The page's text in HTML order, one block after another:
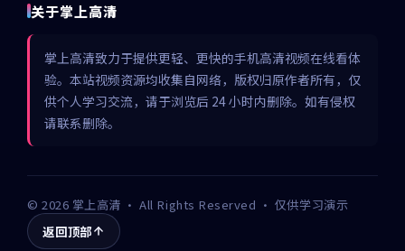
关于掌上高清
掌上高清致力于提供更轻、更快的手机高清视频在线看体
验。本站视频资源均收集自网络，版权归原作者所有，仅
供个人学习交流，请于浏览后 24 小时内删除。如有侵权
请联系删除。
©2026 掌上高清 · All Rights Reserved · 仅供学习演示
返回顶部